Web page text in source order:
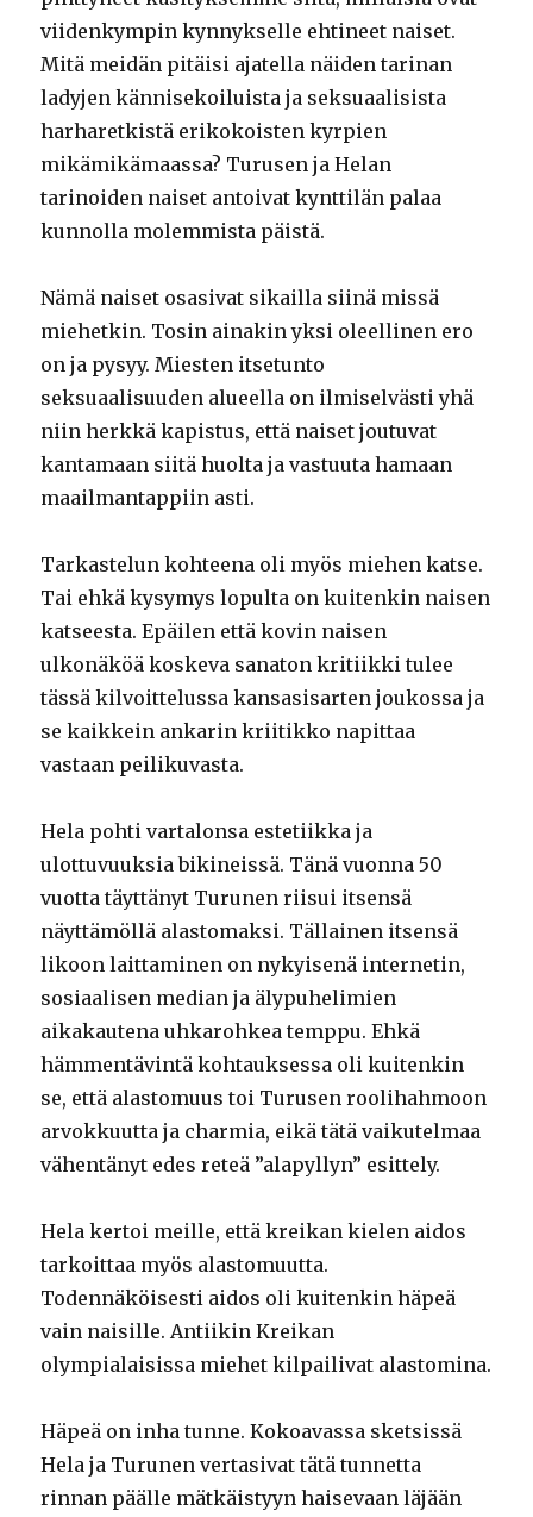
viidenkympin kynnykselle ehtineet naiset.
Mitä meidän pitäisi ajatella näiden tarinan
ladyjen kännisekoiluista ja seksuaalisista
harharetkistä erikokoisten kyrpien
mikämikämaassa? Turusen ja Helan
tarinoiden naiset antoivat kynttilän palaa
kunnolla molemmista päistä.
Nämä naiset osasivat sikailla siinä missä
miehetkin. Tosin ainakin yksi oleellinen ero
on ja pysyy. Miesten itsetunto
seksuaalisuuden alueella on ilmiselvästi yhä
niin herkkä kapistus, että naiset joutuvat
kantamaan siitä huolta ja vastuuta hamaan
maailmantappiin asti.
Tarkastelun kohteena oli myös miehen katse.
Tai ehkä kysymys lopulta on kuitenkin naisen
katseesta. Epäilen että kovin naisen
ulkonäköä koskeva sanaton kritiikki tulee
tässä kilvoittelussa kansasisarten joukossa ja
se kaikkein ankarin kriitikko napittaa
vastaan peilikuvasta.
Hela pohti vartalonsa estetiikka ja
ulottuvuuksia bikineissä. Tänä vuonna 50
vuotta täyttänyt Turunen riisui itsensä
näyttämöllä alastomaksi. Tällainen itsensä
likoon laittaminen on nykyisenä internetin,
sosiaalisen median ja älypuhelimien
aikakautena uhkarohkea temppu. Ehkä
hämmentävintä kohtauksessa oli kuitenkin
se, että alastomuus toi Turusen roolihahmoon
arvokkuutta ja charmia, eikä tätä vaikutelmaa
vähentänyt edes reteä ”alapyllyn” esittely.
Hela kertoi meille, että kreikan kielen aidos
tarkoittaa myös alastomuutta.
Todennäköisesti aidos oli kuitenkin häpeä
vain naisille. Antiikin Kreikan
olympialaisissa miehet kilpailivat alastomina.
Häpeä on inha tunne. Kokoavassa sketsissä
Hela ja Turunen vertasivat tätä tunnetta
rinnan päälle mätkäistyyn haisevaan läjään